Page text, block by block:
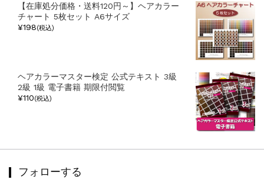
【在庫処分価格・送料120円～】ヘアカラー
チャート 5枚セット A6サイズ
¥198(税込)
ヘアカラーマスター検定 公式テキスト 3級
2級 1級 電子書籍 期限付閲覧
¥110(税込)
フォローする